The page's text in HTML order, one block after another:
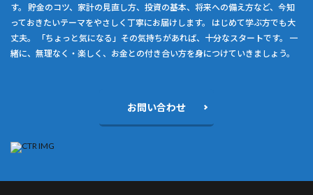
す。 貯金のコツ、家計の見直し方、投資の基本、将来への備え方など、今知
っておきたいテーマをやさしく丁寧にお届けします。 はじめて学ぶ方でも大
丈夫。 「ちょっと気になる」その気持ちがあれば、十分なスタートです。 一
緒に、無理なく・楽しく、お金との付き合い方を身につけていきましょう。
お問い合わせ